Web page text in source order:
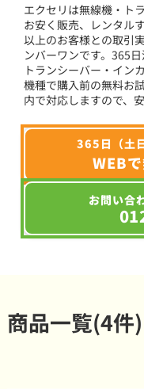
エクセリは無線機・ト
お安く販売、レンタル
以上のお客様との取引
ンバーワンです。365
トランシーバー・イン
機種で購入前の無料お
内で対応しますので、
365日（土
WEB
お問い合
商品一覧(4件)